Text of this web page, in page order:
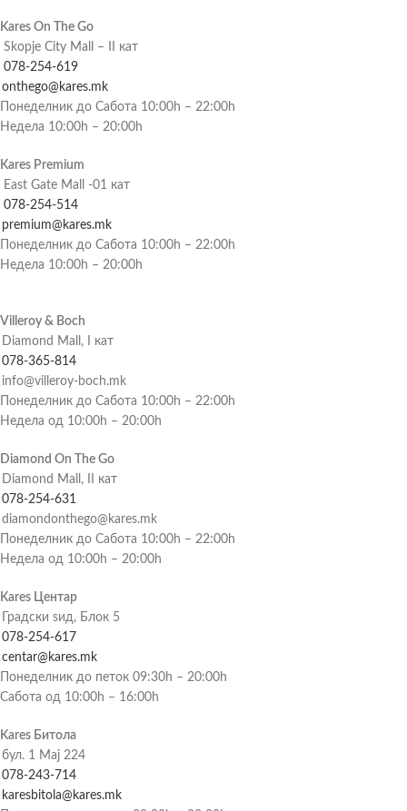
Kares On The Go
Skopje City Mall – II кат
078-254-619
onthego@kares.mk
Понеделник до Сабота 10:00h – 22:00h
Недела 10:00h – 20:00h
Kares Premium
East Gate Mall -01 кат
078-254-514
premium@kares.mk
Понеделник до Сабота 10:00h – 22:00h
Недела 10:00h – 20:00h
Villeroy & Boch
Diamond Mall, I кат
078-365-814
info@villeroy-boch.mk
Понеделник до Сабота 10:00h – 22:00h
Недела од 10:00h – 20:00h
Diamond On The Go
Diamond Mall, II кат
078-254-631
diamondonthego@kares.mk
Понеделник до Сабота 10:00h – 22:00h
Недела од 10:00h – 20:00h
Kares Центар
Градски ѕид, Блок 5
078-254-617
centar@kares.mk
Понеделник до петок 09:30h – 20:00h
Сабота од 10:00h – 16:00h
Kares Битола
бул. 1 Мај 224
078-243-714
karesbitola@kares.mk